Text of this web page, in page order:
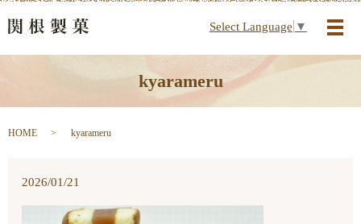
メ
Select Language ▼
kyarameru
HOME kyarameru
2026/01/21